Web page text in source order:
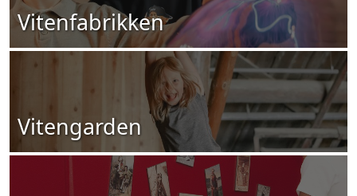
Vitenfabrikken
Vitengarden